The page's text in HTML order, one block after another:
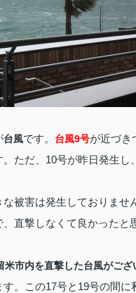
台風です。 台風9号が近づき
ただ、10号が昨日発生し、
被害は発生しておりま
直撃しなくて良かったと
米市内を直撃した台風がござ
。この17号と19号の間に